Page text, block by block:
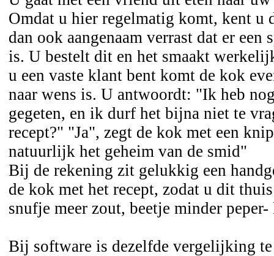
Omdat u hier regelmatig komt, kent u
dan ook aangenaam verrast dat er een
is. U bestelt dit en het smaakt
u een vaste klant bent komt de kok
naar wens is. U antwoordt: "Ik heb
gegeten, en ik durf het bijna niet te
recept?" "Ja", zegt de kok met een
natuurlijk het geheim van de smid"
Bij de rekening zit gelukkig een
de kok met het recept, zodat u dit
snufje meer zout, beetje minder
Bij software is dezelfde vergelijking